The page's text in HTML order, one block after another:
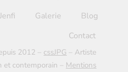
Galerie
Blog
Contact
2012 – cssJPG – Artiste
contemporain – Mentions